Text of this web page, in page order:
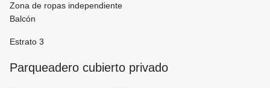
Zona de ropas independiente
Balcón
Estrato 3
Parqueadero cubierto privado